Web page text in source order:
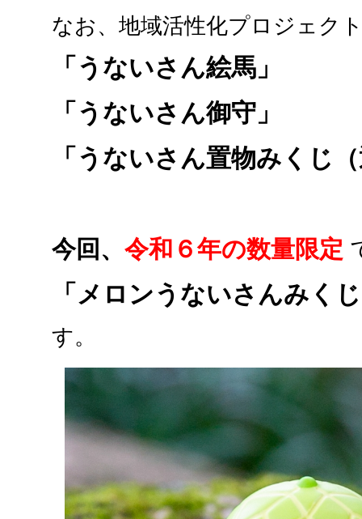
なお、地域活性化プロジェク
「うないさん絵馬」
「うないさん御守」
「うないさん置物みくじ
今回、 令和６年の数量限定
「メロンうないさんみく
す。